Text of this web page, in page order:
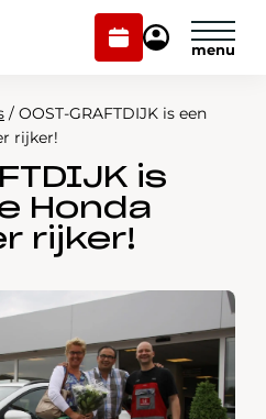
Plan
onderhoud
Mijn
Welman
/ OOST-GRAFTDIJK is een
rijker!
is
Honda
rijker!